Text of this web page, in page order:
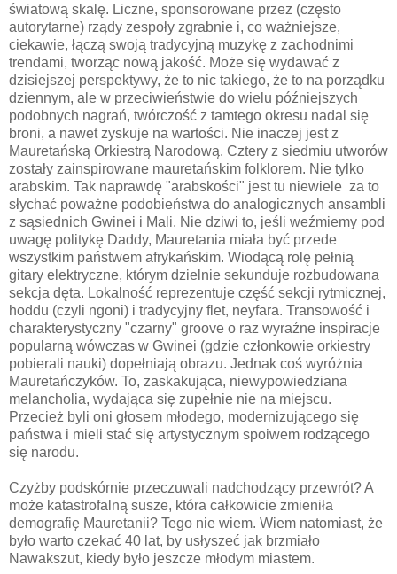
światową skalę. Liczne, sponsorowane przez (często
autorytarne) rządy zespoły zgrabnie i, co ważniejsze,
ciekawie, łączą swoją tradycyjną muzykę z zachodnimi
trendami, tworząc nową jakość. Może się wydawać z
dzisiejszej perspektywy, że to nic takiego, że to na porządku
dziennym, ale w przeciwieństwie do wielu późniejszych
podobnych nagrań, twórczość z tamtego okresu nadal się
broni, a nawet zyskuje na wartości. Nie inaczej jest z
Mauretańską Orkiestrą Narodową. Cztery z siedmiu utworów
zostały zainspirowane mauretańskim folklorem. Nie tylko
arabskim. Tak naprawdę "arabskości" jest tu niewiele za to
słychać poważne podobieństwa do analogicznych ansambli
z sąsiednich Gwinei i Mali. Nie dziwi to, jeśli weźmiemy pod
uwagę politykę Daddy, Mauretania miała być przede
wszystkim państwem afrykańskim. Wiodącą rolę pełnią
gitary elektryczne, którym dzielnie sekunduje rozbudowana
sekcja dęta. Lokalność reprezentuje część sekcji rytmicznej,
hoddu (czyli ngoni) i tradycyjny flet, neyfara. Transowość i
charakterystyczny "czarny" groove o raz wyraźne inspiracje
popularną wówczas w Gwinei (gdzie członkowie orkiestry
pobierali nauki) dopełniają obrazu. Jednak coś wyróżnia
Mauretańczyków. To, zaskakująca, niewypowiedziana
melancholia, wydająca się zupełnie nie na miejscu.
Przecież byli oni głosem młodego, modernizującego się
państwa i mieli stać się artystycznym spoiwem rodzącego
się narodu.
Czyżby podskórnie przeczuwali nadchodzący przewrót? A
może katastrofalną susze, która całkowicie zmieniła
demografię Mauretanii? Tego nie wiem. Wiem natomiast, że
było warto czekać 40 lat, by usłyszeć jak brzmiało
Nawakszut, kiedy było jeszcze młodym miastem.